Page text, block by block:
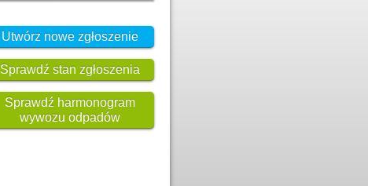
Utwórz nowe zgłoszenie
Sprawdź stan zgłoszenia
Sprawdź harmonogram
wywozu odpadów